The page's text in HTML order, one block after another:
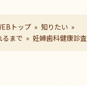
トップ
知りたい
るまで
妊婦歯科健康診査